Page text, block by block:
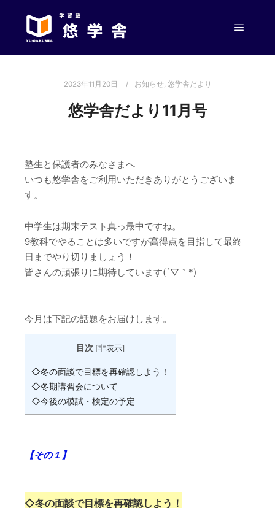
2023年11月20日 お知らせ, 悠学舎だより
悠学舎だより11月号
塾生と保護者のみなさまへ
いつも悠学舎をご利用いただきありがとうございま
す。
中学生は期末テスト真っ最中ですね。
9教科でやることは多いですが高得点を目指して最終
日までやり切りましょう！
皆さんの頑張りに期待しています(´▽｀*)
今月は下記の話題をお届けします。
目次 [非表示]
◇冬の面談で目標を再確認しよう！
◇冬期講習会について
◇今後の模試・検定の予定
【その１ 】
◇冬の面談で目標を再確認しよう！